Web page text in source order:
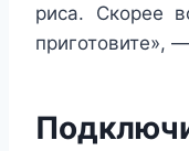
риса. Скорее
приготовите»,